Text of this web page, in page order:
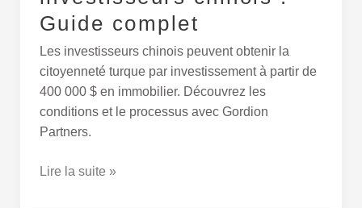
Guide complet
Les investisseurs chinois peuvent obtenir la
citoyenneté turque par investissement à partir de
400 000 $ en immobilier. Découvrez les
conditions et le processus avec Gordion
Partners.
Lire la suite »